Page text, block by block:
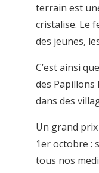
terrain est
cristalise. Le
des jeunes,
C’est ainsi
des Papillons
dans des
Un grand
1er octobre :
tous nos